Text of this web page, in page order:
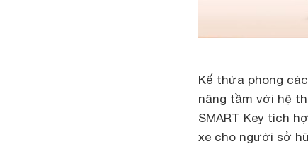
Kế thừa phong
nâng tầm với hệ
SMART Key tích
xe cho người sở